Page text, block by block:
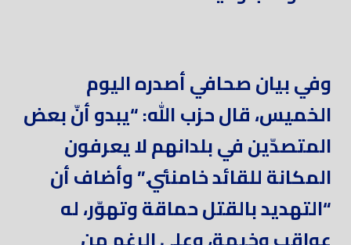
وفي بيان صحافي أصدره اليوم
الخميس، قال حزب الله: “يبدو أنّ بعض
المتصدّين في بلدانهم لا يعرفون
المكانة للقائد خامنئي‏.” وأضاف أن
“التهديد بالقتل حماقة وتهوّر، له